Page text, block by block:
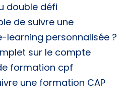
double défi
de suivre une
learning personnalisée ?
sur le compte
formation cpf
une formation CAP